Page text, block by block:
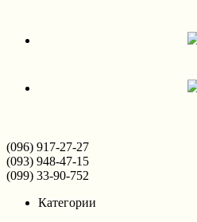
(096) 917-27-27
(093) 948-47-15
(099) 33-90-752
Категории